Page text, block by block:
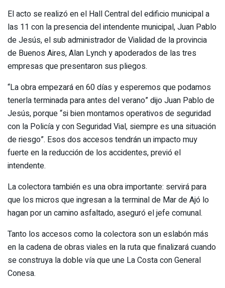
El acto se realizó en el Hall Central del edificio municipal a
las 11 con la presencia del intendente municipal, Juan Pablo
de Jesús, el sub administrador de Vialidad de la provincia
de Buenos Aires, Alan Lynch y apoderados de las tres
empresas que presentaron sus pliegos.
“La obra empezará en 60 días y esperemos que podamos
tenerla terminada para antes del verano” dijo Juan Pablo de
Jesús, porque “si bien montamos operativos de seguridad
con la Policía y con Seguridad Vial, siempre es una situación
de riesgo”. Esos dos accesos tendrán un impacto muy
fuerte en la reducción de los accidentes, previó el
intendente.
La colectora también es una obra importante: servirá para
que los micros que ingresan a la terminal de Mar de Ajó lo
hagan por un camino asfaltado, aseguró el jefe comunal.
Tanto los accesos como la colectora son un eslabón más
en la cadena de obras viales en la ruta que finalizará cuando
se construya la doble vía que une La Costa con General
Conesa.